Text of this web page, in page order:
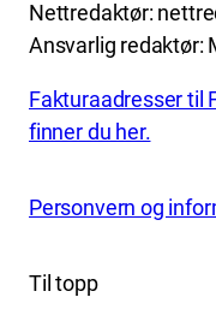
Nettredaktør:
Ansvarlig redaktør:
Fakturaadresser til
finner du her.
Personvern og
Til topp